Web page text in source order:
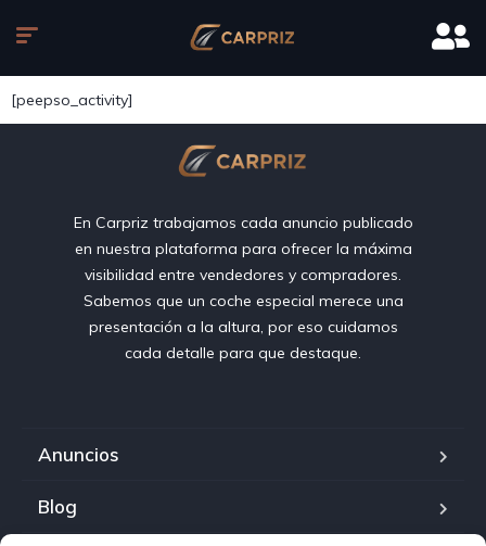
[peepso_activity]
En Carpriz trabajamos cada anuncio publicado
en nuestra plataforma para ofrecer la máxima
visibilidad entre vendedores y compradores.
Sabemos que un coche especial merece una
presentación a la altura, por eso cuidamos
cada detalle para que destaque.
Anuncios
Blog